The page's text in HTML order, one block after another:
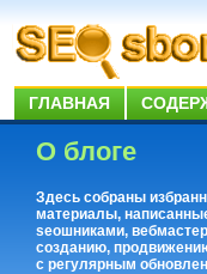
ГЛАВНАЯ
О блоге
Здесь собраны
материалы,
seoшниками,
созданию,
с регулярным